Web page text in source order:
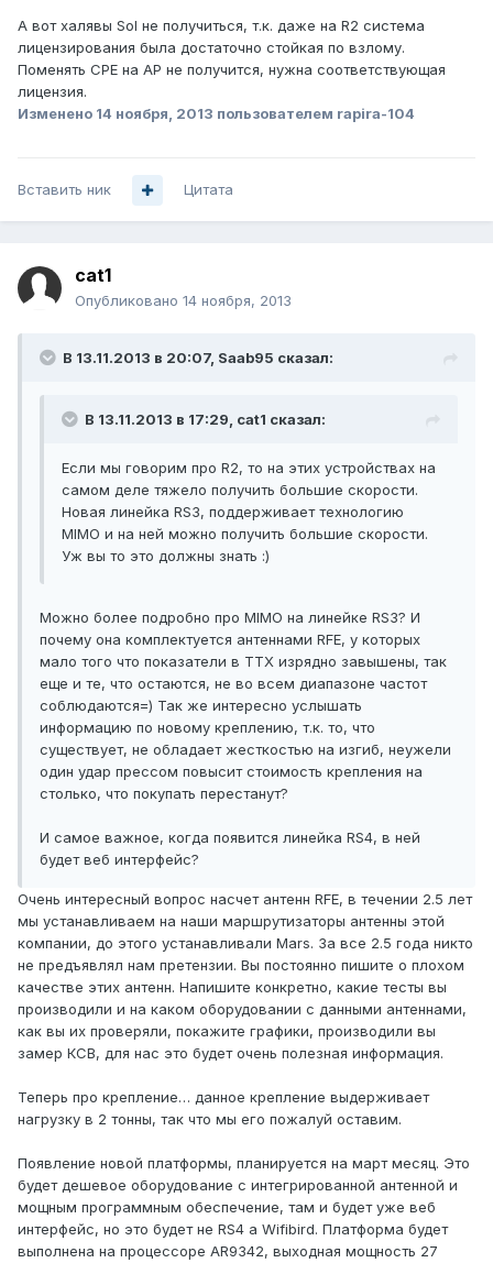
А вот халявы Sol не получиться, т.к. даже на R2 система
лицензирования была достаточно стойкая по взлому.
Поменять CPE на AP не получится, нужна соответствующая
лицензия.
Изменено 14 ноября, 2013 пользователем rapira-104
Вставить ник Цитата
cat1
Опубликовано 14 ноября, 2013
В 13.11.2013 в 20:07, Saab95 сказал:
В 13.11.2013 в 17:29, cat1 сказал:
Если мы говорим про R2, то на этих устройствах на
самом деле тяжело получить большие скорости.
Новая линейка RS3, поддерживает технологию
MIMO и на ней можно получить большие скорости.
Уж вы то это должны знать :)
Можно более подробно про MIMO на линейке RS3? И
почему она комплектуется антеннами RFE, у которых
мало того что показатели в ТТХ изрядно завышены, так
еще и те, что остаются, не во всем диапазоне частот
соблюдаются=) Так же интересно услышать
информацию по новому креплению, т.к. то, что
существует, не обладает жесткостью на изгиб, неужели
один удар прессом повысит стоимость крепления на
столько, что покупать перестанут?
И самое важное, когда появится линейка RS4, в ней
будет веб интерфейс?
Очень интересный вопрос насчет антенн RFE, в течении 2.5 лет
мы устанавливаем на наши маршрутизаторы антенны этой
компании, до этого устанавливали Mars. За все 2.5 года никто
не предъявлял нам претензии. Вы постоянно пишите о плохом
качестве этих антенн. Напишите конкретно, какие тесты вы
производили и на каком оборудовании с данными антеннами,
как вы их проверяли, покажите графики, производили вы
замер КСВ, для нас это будет очень полезная информация.
Теперь про крепление… данное крепление выдерживает
нагрузку в 2 тонны, так что мы его пожалуй оставим.
Появление новой платформы, планируется на март месяц. Это
будет дешевое оборудование с интегрированной антенной и
мощным программным обеспечение, там и будет уже веб
интерфейс, но это будет не RS4 а Wifibird. Платформа будет
выполнена на процессоре AR9342, выходная мощность 27